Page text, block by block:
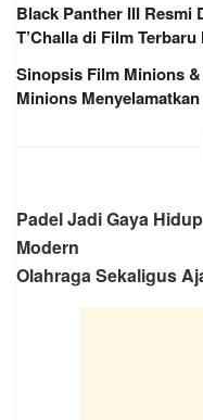
Black Panther III Resmi
T’Challa di Film Terbaru
Sinopsis Film Minions
Minions
Padel Jadi Gaya
Modern
Olahraga Sekaligus